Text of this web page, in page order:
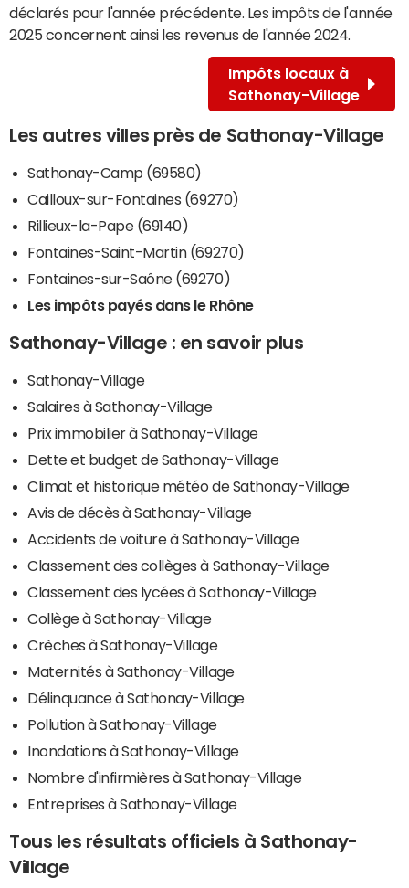
déclarés pour l'année précédente. Les impôts de l'année
2025 concernent ainsi les revenus de l'année 2024.
Impôts locaux à
Sathonay-Village
Les autres villes près de Sathonay-Village
Sathonay-Camp (69580)
Cailloux-sur-Fontaines (69270)
Rillieux-la-Pape (69140)
Fontaines-Saint-Martin (69270)
Fontaines-sur-Saône (69270)
Les impôts payés dans le Rhône
Sathonay-Village : en savoir plus
Sathonay-Village
Salaires à Sathonay-Village
Prix immobilier à Sathonay-Village
Dette et budget de Sathonay-Village
Climat et historique météo de Sathonay-Village
Avis de décès à Sathonay-Village
Accidents de voiture à Sathonay-Village
Classement des collèges à Sathonay-Village
Classement des lycées à Sathonay-Village
Collège à Sathonay-Village
Crèches à Sathonay-Village
Maternités à Sathonay-Village
Délinquance à Sathonay-Village
Pollution à Sathonay-Village
Inondations à Sathonay-Village
Nombre d'infirmières à Sathonay-Village
Entreprises à Sathonay-Village
Tous les résultats officiels à Sathonay-
Village